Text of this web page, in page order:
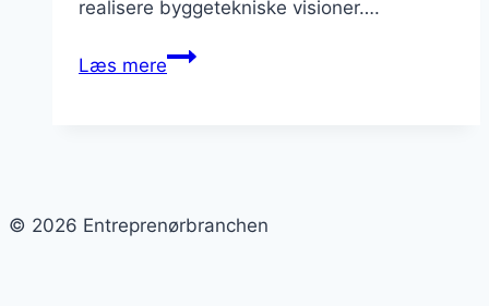
realisere byggetekniske visioner….
Læs mereEntreprenørarbejde
© 2026 Entreprenørbranchen